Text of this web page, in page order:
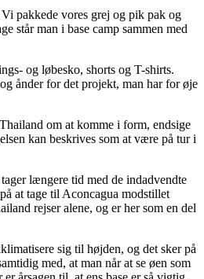
pakkede vores grej og pik pak og
står man i base camp sammen med
og løbesko, shorts og T-shirts.
ånder for det projekt, man har for øje
om at komme i form, endsige
kan beskrives som at være på tur i
længere tid med de indadvendte
at tage til Aconcagua modstillet
rejser alene, og er her som en del
sig til højden, og det sker på
med, at man når at se øen som